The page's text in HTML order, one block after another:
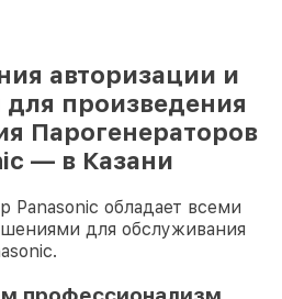
авторизации и
произведения
Парогенераторов
— в Казани
обладает всеми
для обслуживания